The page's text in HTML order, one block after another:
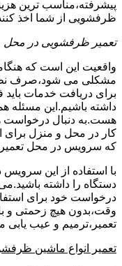
پیشرفته،مناسب ترین
ظرفشویی از شما اخذ
تعمیر ظرفشویی در محل
واقعیت این است که
مشکلی می شود،صرف نظر
برای دریافت خدمات
داشته باشیم.این مسئله
هست.به دنبال درخواست
کار در محل و منزل برای
که سرویس در محل تعمیر
با استفاده از این
دستگاه را داشته
درخواست خود برای
وقت،بدون هیچ زحمتی و
تعمیر،ترمیم و عیب
تعمیر انواع ماشین